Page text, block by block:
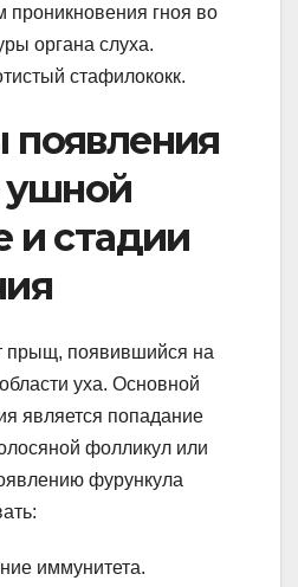
проникновения гноя во
органа слуха.
стафилококк.
ушной
и стадии
прыщ, появившийся на
уха. Основной
является попадание
фолликул или
фурункула
иммунитета.